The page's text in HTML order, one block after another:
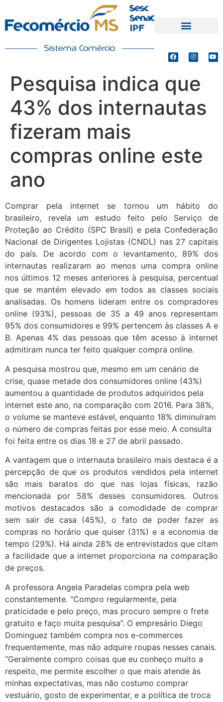
Pesquisa indica que
43% dos internautas
fizeram mais
compras online este
ano
Comprar pela internet se tornou um hábito do
brasileiro, revela um estudo feito pelo Serviço de
Proteção ao Crédito (SPC Brasil) e pela Confederação
Nacional de Dirigentes Lojistas (CNDL) nas 27 capitais
do país. De acordo com o levantamento, 89% dos
internautas realizaram ao menos uma compra online
nos últimos 12 meses anteriores à pesquisa, percentual
que se mantém elevado em todos as classes sociais
analisadas. Os homens lideram entre os compradores
online (93%), pessoas de 35 a 49 anos representam
95% dos consumidores e 99% pertencem às classes A e
B. Apenas 4% das pessoas que têm acesso à internet
admitiram nunca ter feito qualquer compra online.
A pesquisa mostrou que, mesmo em um cenário de
crise, quase metade dos consumidores online (43%)
aumentou a quantidade de produtos adquiridos pela
internet este ano, na comparação com 2016. Para 38%,
o volume se manteve estável, enquanto 18% diminuíram
o número de compras feitas por esse meio. A consulta
foi feita entre os dias 18 e 27 de abril passado.
A vantagem que o internauta brasileiro mais destaca é a
percepção de que os produtos vendidos pela internet
são mais baratos do que nas lojas físicas, razão
mencionada por 58% desses consumidores. Outros
motivos destacados são a comodidade de comprar
sem sair de casa (45%), o fato de poder fazer as
compras no horário que quiser (31%) e a economia de
tempo (29%). Há ainda 28% de entrevistados que citam
a facilidade que a internet proporciona na comparação
de preços.
A professora Angela Paradelas compra pela web
constantemente. “Compro regularmente, pela
praticidade e pelo preço, mas procuro sempre o frete
gratuito e faço muita pesquisa”. O empresário Diego
Dominguez também compra nos e-commerces
frequentemente, mas não adquire roupas nesses canais.
“Geralmente compro coisas que eu conheço muito a
respeito, me permite escolher o que mais atende às
minhas expectativas, mas não costumo comprar
vestuário, gosto de experimentar, e a política de troca